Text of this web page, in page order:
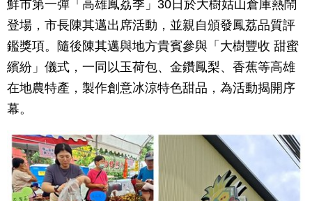
鮮市第一彈「高雄鳳荔季」30日於大樹姑山倉庫熱鬧
登場，市長陳其邁出席活動，並親自頒發鳳荔品質評
鑑獎項。隨後陳其邁與地方貴賓參與「大樹豐收 甜蜜
繽紛」儀式，一同以玉荷包、金鑽鳳梨、香蕉等高雄
在地農特產，製作創意冰涼特色甜品，為活動揭開序
幕。